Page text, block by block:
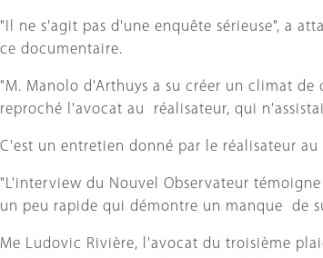
"Il ne s'agit pas d'une enquête sérieuse", a
ce documentaire.
"M. Manolo d'Arthuys a su créer un climat
reproché l'avocat au réalisateur, qui
C'est un entretien donné par le réalisateur
"L'interview du Nouvel Observateur
un peu rapide qui démontre un manque de
Me Ludovic Rivière, l'avocat du troisième